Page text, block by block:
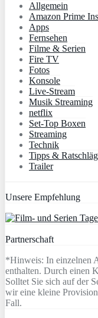
Allgemein
Amazon Prime
Apps
Fernsehen
Filme & Serien
Fire TV
Fotos
Konsole
Live-Stream
Musik Streaming
netflix
Set-Top Boxen
Streaming
Technik
Tipps &
Trailer
Unsere Empfehlung
Partnerschaft
*Hinweis: In einzelnen
enthalten. Durch einen
Solltet Sie sich auf der
wir eine kleine
Fall.